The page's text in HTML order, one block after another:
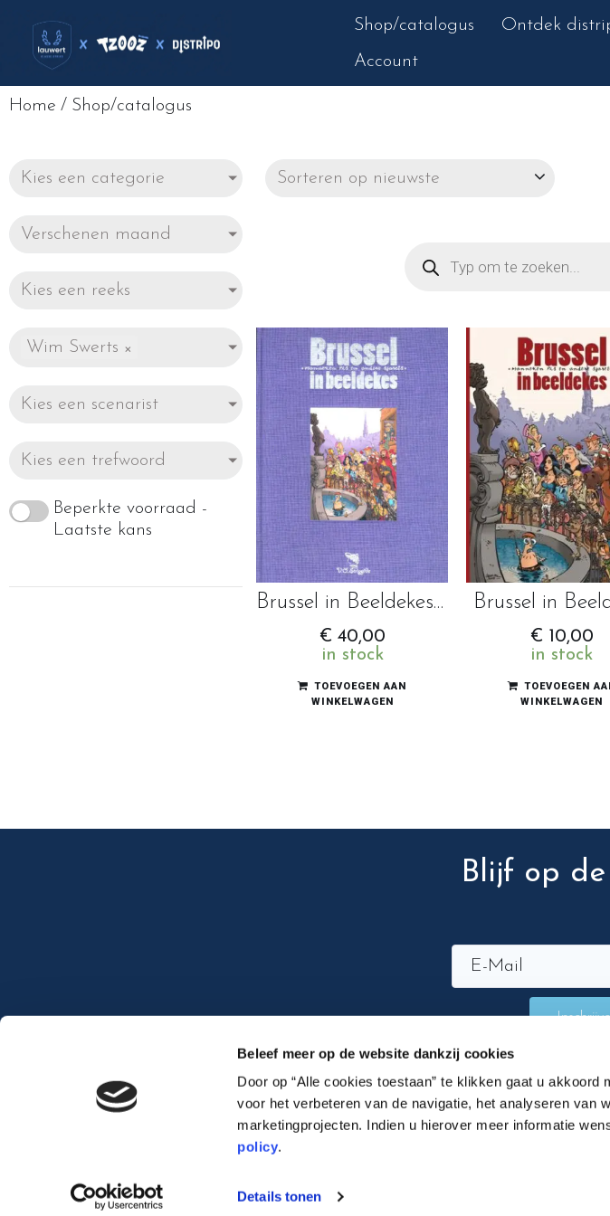
Beleef meer op de website dankzij cookies
Door op “Alle cookies toestaan” te klikken gaat u
voor het verbeteren van de navigatie, het analyseren van
marketingprojecten. Indien u hierover meer informatie
policy.
Details tonen
Shop/catalogus Ontdek
Account
Home / Shop/catalogus
Kies een categorie
Verschenen maand
Kies een reeks
Wim Swerts ×
Kies een scenarist
Kies een trefwoord
Beperkte voorraad -
Laatste kans
Brussel in Beeldekes Luxe Uitvoering
€40,00
in stock
TOEVOEGEN AAN
WINKELWAGEN
Brussel in
€10,00
in stock
TOEVOEGEN
WINKELWAGEN
Blijf op